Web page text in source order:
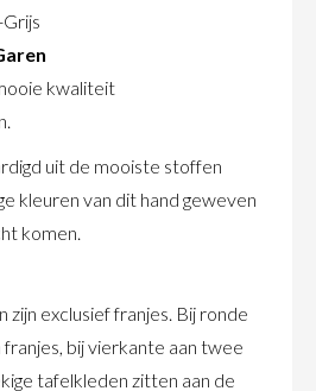
kwaliteit
uit de mooiste stoffen
kleuren van dit hand geweven
komen.
zijn exclusief franjes. Bij ronde
bij vierkante aan twee
tafelkleden zitten aan de